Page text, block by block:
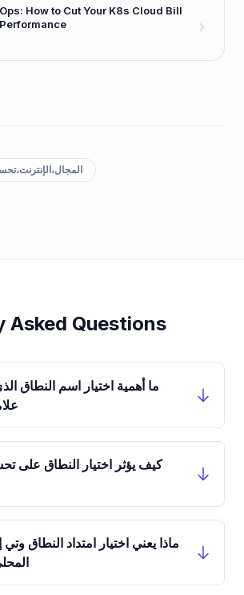
How to Cut Your K8s Cloud Bill
Asked Questions
ما أهمية اختيار اسم النطاق
كيف يؤثر اختيار النطاق على
ماذا يعني اختيار امتداد النطاق